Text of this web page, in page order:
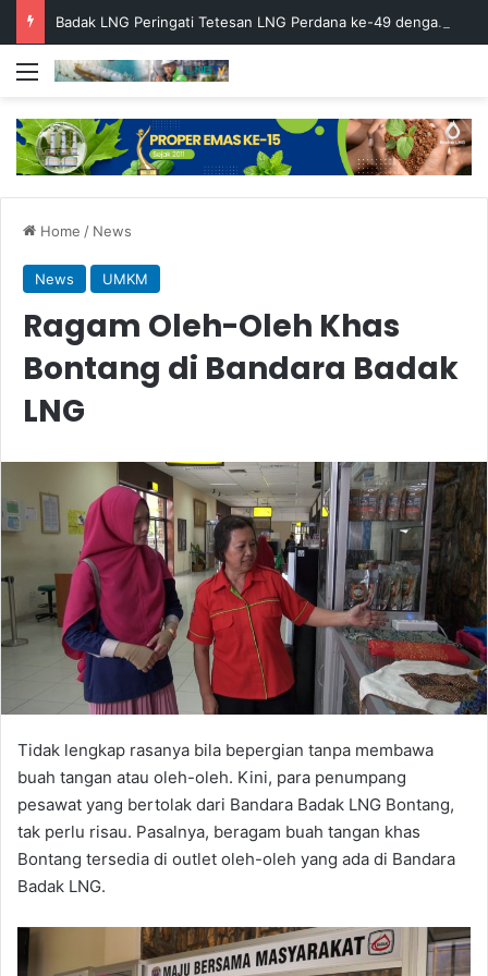
Badak LNG Peringati Tetesan LNG Perdana ke-49 dengan Doa Bersama
Menu
Home / News
News UMKM
Ragam Oleh-Oleh Khas
Bontang di Bandara Badak
LNG
Tidak lengkap rasanya bila bepergian tanpa membawa
buah tangan atau oleh-oleh. Kini, para penumpang
pesawat yang bertolak dari Bandara Badak LNG Bontang,
tak perlu risau. Pasalnya, beragam buah tangan khas
Bontang tersedia di outlet oleh-oleh yang ada di Bandara
Badak LNG.